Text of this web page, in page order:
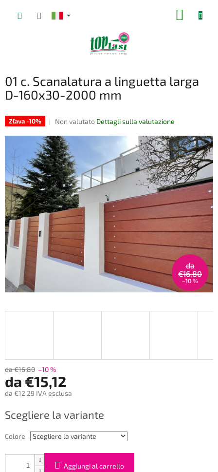
01 c. Scanalatura a linguetta larga
D-160x30-2000 mm
Zľava -10%
La
media
del
prodotto
è
0,0
su
5
stelle.
Non valutato Dettagli sulla valutazione
da
€16,80
–10 %
da €16,80 –10 %
da €15,12
da €12,29 IVA esclusa
della
Scegliere la variante
Colore
Aggiungi al carrello